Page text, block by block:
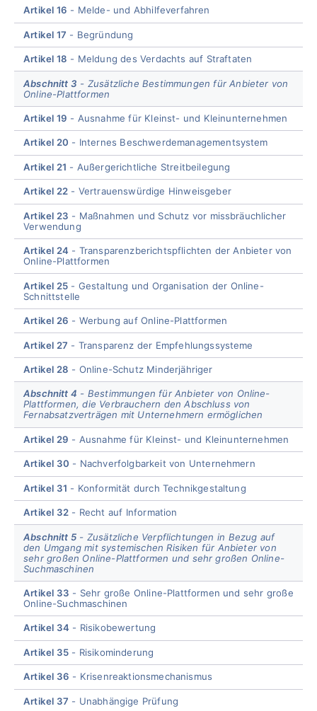
Artikel 16 Melde- und Abhilfeverfahren
Artikel 17 Begründung
Artikel 18 Meldung des Verdachts auf Straftaten
Abschnitt 3
Zusätzliche Bestimmungen für Anbieter von
Online-Plattformen
Artikel 19 Ausnahme für Kleinst- und Kleinunternehmen
Artikel 20 Internes Beschwerdemanagementsystem
Artikel 21 Außergerichtliche Streitbeilegung
Artikel 22 Vertrauenswürdige Hinweisgeber
Artikel 23
Maßnahmen und Schutz vor missbräuchlicher
Verwendung
Artikel 24
Transparenzberichtspflichten der Anbieter von
Online-Plattformen
Artikel 25
Gestaltung und Organisation der Online-
Schnittstelle
Artikel 26 Werbung auf Online-Plattformen
Artikel 27 Transparenz der Empfehlungssysteme
Artikel 28 Online-Schutz Minderjähriger
Abschnitt 4
Bestimmungen für Anbieter von Online-
Plattformen, die Verbrauchern den Abschluss von
Fernabsatzverträgen mit Unternehmern ermöglichen
Artikel 29 Ausnahme für Kleinst- und Kleinunternehmen
Artikel 30 Nachverfolgbarkeit von Unternehmern
Artikel 31 Konformität durch Technikgestaltung
Artikel 32 Recht auf Information
Abschnitt 5
Zusätzliche Verpflichtungen in Bezug auf
den Umgang mit systemischen Risiken für Anbieter von
sehr großen Online-Plattformen und sehr großen Online-
Suchmaschinen
Artikel 33
Sehr große Online-Plattformen und sehr große
Online-Suchmaschinen
Artikel 34 Risikobewertung
Artikel 35 Risikominderung
Artikel 36 Krisenreaktionsmechanismus
Artikel 37 Unabhängige Prüfung